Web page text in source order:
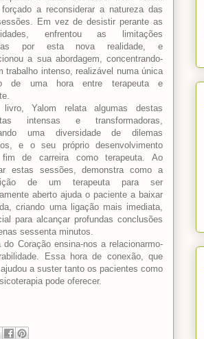
a reconsiderar a natureza das
Em vez de desistir perante as
enfrentou as limitações
por esta nova realidade, e
a sua abordagem, concentrando-
trabalho intenso, realizável numa única
de uma hora entre terapeuta e
livro, Yalom relata algumas destas
intensas e transformadoras,
uma diversidade de dilemas
e o seu próprio desenvolvimento
fim de carreira como terapeuta. Ao
estas sessões, demonstra como a
de um terapeuta para ser
aberto ajuda o paciente a baixar
criando uma ligação mais imediata,
para alcançar profundas conclusões
sessenta minutos.
do Coração ensina-nos a relacionarmo-
Essa hora de conexão, que
a suster tanto os pacientes como
pode oferecer.